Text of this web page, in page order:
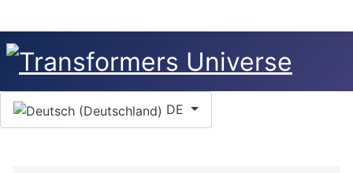
Sprache auswählen
DE